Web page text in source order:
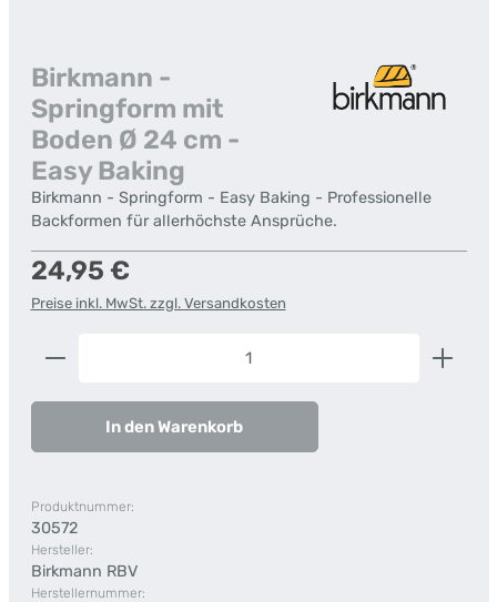
Birkmann -
Springform mit
Boden Ø 24 cm -
Easy Baking
Birkmann - Springform - Easy Baking - Professionelle
Backformen für allerhöchste Ansprüche.
Regulärer Preis:
24,95 €
Preise inkl. MwSt. zzgl. Versandkosten
Produkt Anzahl: Gib den gewünschten Wert ein
In den Warenkorb
Produktnummer:
30572
Hersteller:
Birkmann RBV
Herstellernummer: